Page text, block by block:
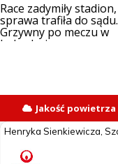
Race zadymiły stadion,
sprawa trafiła do sądu.
Grzywny po meczu w
Jedwabnie
Jakość powietrza